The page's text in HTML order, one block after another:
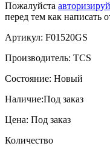
Пожалуйста
перед тем как написать
Артикул: F01520GS
Производитель: TCS
Состояние: Новый
Наличие:Под заказ
Цена: Под заказ
Количество